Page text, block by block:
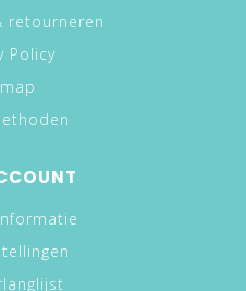
retourneren
Policy